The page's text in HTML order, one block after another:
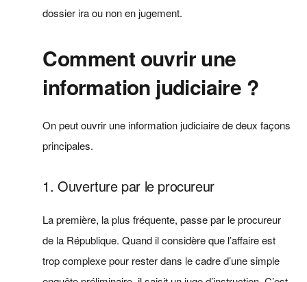
dossier ira ou non en jugement.
Comment ouvrir une
information judiciaire ?
On peut ouvrir une information judiciaire de deux façons
principales.
1. Ouverture par le procureur
La première, la plus fréquente, passe par le procureur
de la République. Quand il considère que l’affaire est
trop complexe pour rester dans le cadre d’une simple